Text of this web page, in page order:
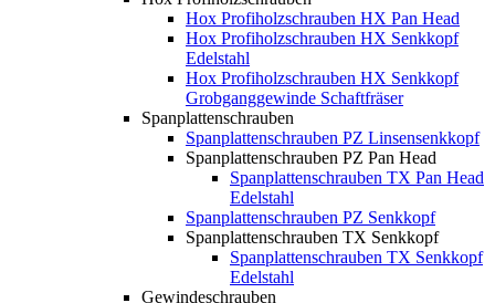
Hox Profiholzschrauben HX Pan Head
Hox Profiholzschrauben HX Senkkopf
Edelstahl
Hox Profiholzschrauben HX Senkkopf
Grobganggewinde Schaftfräser
Spanplattenschrauben
Spanplattenschrauben PZ Linsensenkkopf
Spanplattenschrauben PZ Pan Head
Spanplattenschrauben TX Pan Head
Edelstahl
Spanplattenschrauben PZ Senkkopf
Spanplattenschrauben TX Senkkopf
Spanplattenschrauben TX Senkkopf
Edelstahl
Gewindeschrauben